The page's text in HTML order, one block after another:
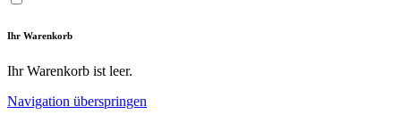
Ihr Warenkorb
Ihr Warenkorb ist leer.
Navigation überspringen